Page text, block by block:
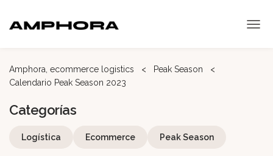
Gestión de almacén
Amphora, ecommerce logistics < Peak Season <
Calendario Peak Season 2023
Categorías
Logística Ecommerce Peak Season